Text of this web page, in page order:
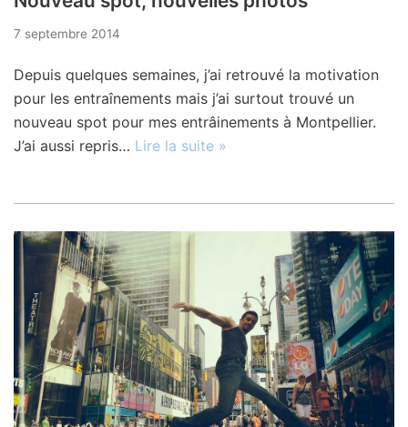
7 septembre 2014
Depuis quelques semaines, j’ai retrouvé la motivation
pour les entraînements mais j’ai surtout trouvé un
nouveau spot pour mes entrâinements à Montpellier.
J’ai aussi repris… Lire la suite »